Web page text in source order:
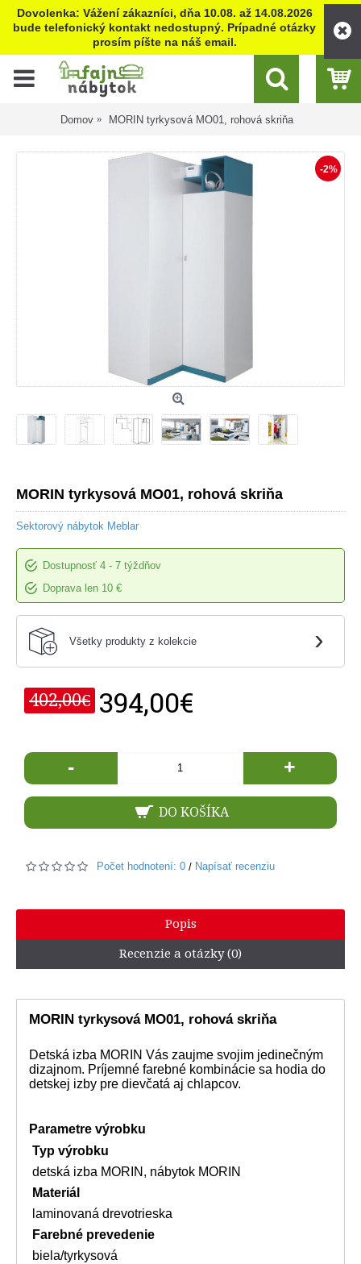
Dovolenka: Vážení zákazníci, dňa 10.08. až 14.08.2026
bude telefonický kontakt nedostupný. Prípadné otázky
prosím píšte na náš email.
Domov MORIN tyrkysová MO01, rohová skriňa
-2%
MORIN tyrkysová MO01, rohová skriňa
Sektorový nábytok Meblar
Dostupnosť 4 - 7 týždňov
Doprava len 10 €
Všetky produkty z kolekcie ›
402,00€ 394,00€
- +
DO KOŠÍKA
Počet hodnotení: 0 / Napísať recenziu
Popis
Recenzie a otázky (0)
MORIN tyrkysová MO01, rohová skriňa
Detská izba MORIN Vás zaujme svojim jedinečným
dizajnom. Príjemné farebné kombinácie sa hodia do
detskej izby pre dievčatá aj chlapcov.
Parametre výrobku
Typ výrobku
detská izba MORIN, nábytok MORIN
Materiál
laminovaná drevotrieska
Farebné prevedenie
biela/tyrkysová